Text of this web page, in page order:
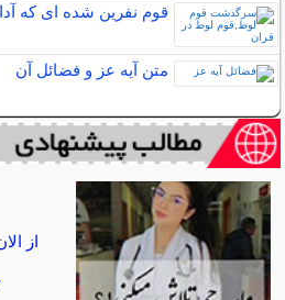
قوم نفرین شده ای که
متن آیه عز و فضائل آن
از